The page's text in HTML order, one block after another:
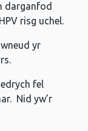
darganfod
risg uchel.
yr
fel
Nid yw’r